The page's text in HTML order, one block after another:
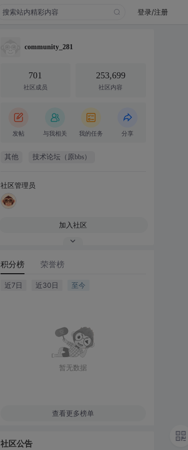
登录/注册
community_281
701
社区成员
253,699
社区内容
发帖 与我相关 我的任务 分享
其他 技术论坛（原bbs）
社区管理员
加入社区
积分榜 荣誉榜
近7日 近30日 至今
暂无数据
查看更多榜单
社区公告